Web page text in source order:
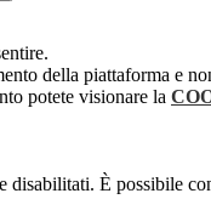
della piattaforma e
potete visionare la
disabilitati. È possibile